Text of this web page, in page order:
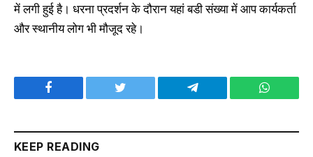
में लगी हुई है। धरना प्रदर्शन के दौरान यहां बडी संख्या में आप कार्यकर्ता
और स्थानीय लोग भी मौजूद रहे।
Facebook Twitter Telegram
KEEP READING